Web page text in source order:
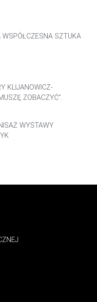
WSPÓŁCZESNA SZTUKA
KLIJANOWICZ-
ZOBACZYĆ”.
WYSTAWY